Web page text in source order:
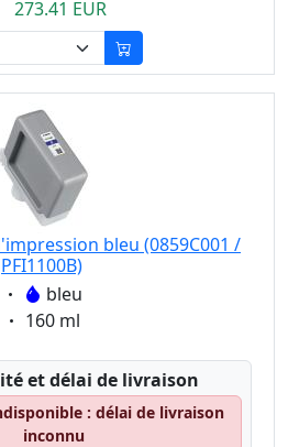
273.41 EUR
bleu (0859C001 /
PFI1100B)
Eigenschaft:
bleu
Eigenschaft:
160 ml
et délai de livraison
: délai de livraison
inconnu